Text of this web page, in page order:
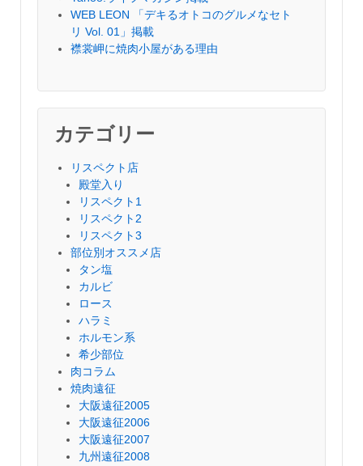
WEB LEON 「デキるオトコのグルメなセト
リ Vol. 01」掲載
襟裳岬に焼肉小屋がある理由
カテゴリー
リスペクト店
殿堂入り
リスペクト1
リスペクト2
リスペクト3
部位別オススメ店
タン塩
カルビ
ロース
ハラミ
ホルモン系
希少部位
肉コラム
焼肉遠征
大阪遠征2005
大阪遠征2006
大阪遠征2007
九州遠征2008